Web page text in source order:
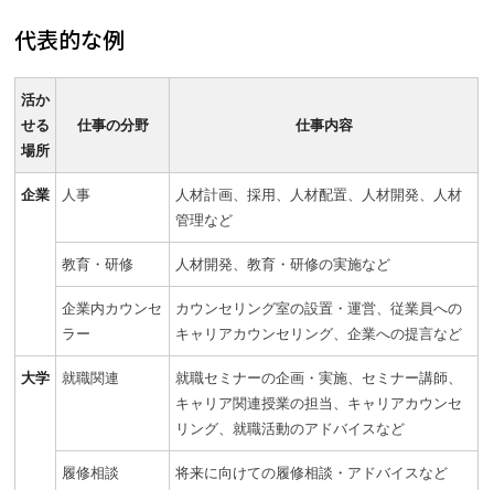
代表的な例
活か
せる
場所
仕事の分野 仕事内容
企業 人事
人材計画、採用、人材配置、人材開発、人材
管理など
教育・研修 人材開発、教育・研修の実施など
企業内カウンセ
ラー
カウンセリング室の設置・運営、従業員への
キャリアカウンセリング、企業への提言など
大学 就職関連
就職セミナーの企画・実施、セミナー講師、
キャリア関連授業の担当、キャリアカウンセ
リング、就職活動のアドバイスなど
履修相談 将来に向けての履修相談・アドバイスなど